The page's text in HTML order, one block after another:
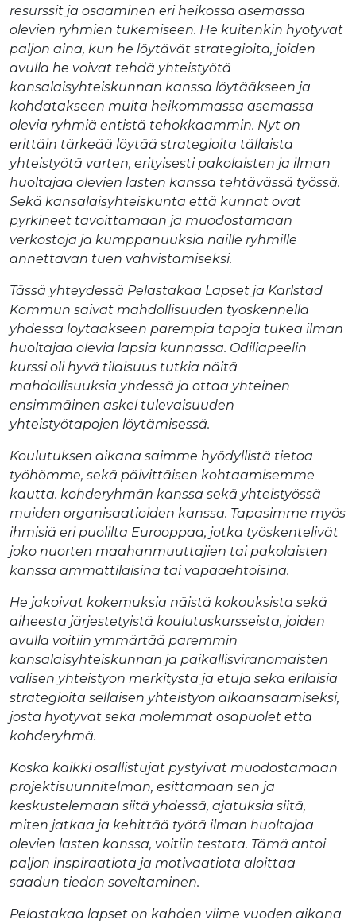
resurssit ja osaaminen eri heikossa asemassa
olevien ryhmien tukemiseen. He kuitenkin hyötyvät
paljon aina, kun he löytävät strategioita, joiden
avulla he voivat tehdä yhteistyötä
kansalaisyhteiskunnan kanssa löytääkseen ja
kohdatakseen muita heikommassa asemassa
olevia ryhmiä entistä tehokkaammin. Nyt on
erittäin tärkeää löytää strategioita tällaista
yhteistyötä varten, erityisesti pakolaisten ja ilman
huoltajaa olevien lasten kanssa tehtävässä työssä.
Sekä kansalaisyhteiskunta että kunnat ovat
pyrkineet tavoittamaan ja muodostamaan
verkostoja ja kumppanuuksia näille ryhmille
annettavan tuen vahvistamiseksi.
Tässä yhteydessä Pelastakaa Lapset ja Karlstad
Kommun saivat mahdollisuuden työskennellä
yhdessä löytääkseen parempia tapoja tukea ilman
huoltajaa olevia lapsia kunnassa. Odiliapeelin
kurssi oli hyvä tilaisuus tutkia näitä
mahdollisuuksia yhdessä ja ottaa yhteinen
ensimmäinen askel tulevaisuuden
yhteistyötapojen löytämisessä.
Koulutuksen aikana saimme hyödyllistä tietoa
työhömme, sekä päivittäisen kohtaamisemme
kautta. kohderyhmän kanssa sekä yhteistyössä
muiden organisaatioiden kanssa. Tapasimme myös
ihmisiä eri puolilta Eurooppaa, jotka työskentelivät
joko nuorten maahanmuuttajien tai pakolaisten
kanssa ammattilaisina tai vapaaehtoisina.
He jakoivat kokemuksia näistä kokouksista sekä
aiheesta järjestetyistä koulutuskursseista, joiden
avulla voitiin ymmärtää paremmin
kansalaisyhteiskunnan ja paikallisviranomaisten
välisen yhteistyön merkitystä ja etuja sekä erilaisia
strategioita sellaisen yhteistyön aikaansaamiseksi,
josta hyötyvät sekä molemmat osapuolet että
kohderyhmä.
Koska kaikki osallistujat pystyivät muodostamaan
projektisuunnitelman, esittämään sen ja
keskustelemaan siitä yhdessä, ajatuksia siitä,
miten jatkaa ja kehittää työtä ilman huoltajaa
olevien lasten kanssa, voitiin testata. Tämä antoi
paljon inspiraatiota ja motivaatiota aloittaa
saadun tiedon soveltaminen.
Pelastakaa lapset on kahden viime vuoden aikana